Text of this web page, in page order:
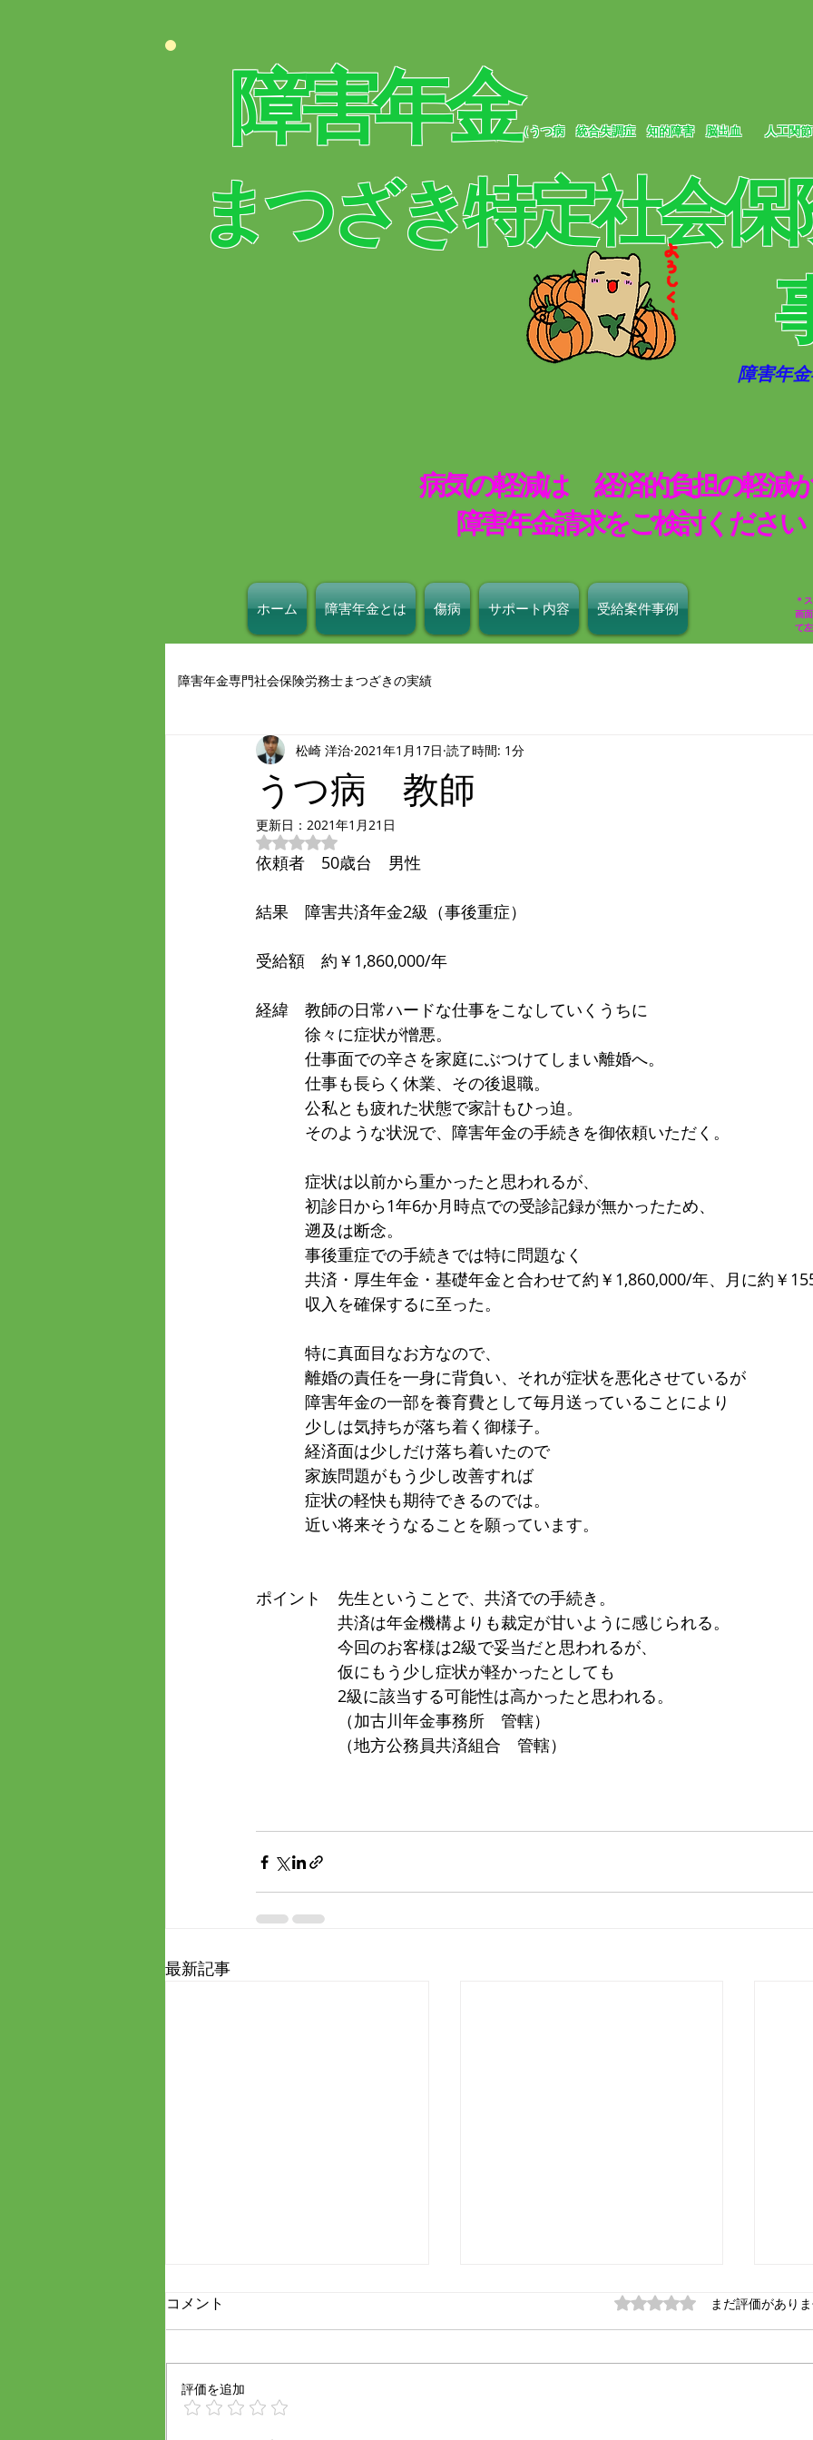
障害年金（うつ病 統合失調症 知的障害 脳出血人工関
まつざき特定社会保
​
障害年
病気の軽減は 経済的負担の軽減
​障害年金請求をご検討ください
ホーム 障害年金とは 傷病 サポート内容 受給案件事例
＊
画
て
障害年金専門社会保険労務士まつざきの実績
うつ病 教師
松崎 洋治 2021年1月17日 読了時間: 1分
更新日： 2021年1月21日
5つ星のうちNaNと評価されています。
依頼者　50歳台　男性
結果　障害共済年金2級（事後重症）
受給額　約￥1,860,000/年
経緯　教師の日常ハードな仕事をこなしていくうちに
徐々に症状が憎悪。
仕事面での辛さを家庭にぶつけてしまい離婚へ。
仕事も長らく休業、その後退職。
公私とも疲れた状態で家計もひっ迫。
そのような状況で、障害年金の手続きを御依頼いただく。
症状は以前から重かったと思われるが、
初診日から1年6か月時点での受診記録が無かったため、
遡及は断念。
事後重症での手続きでは特に問題なく
共済・厚生年金・基礎年金と合わせて約￥1,860,000/年、月に約￥
収入を確保するに至った。
特に真面目なお方なので、
離婚の責任を一身に背負い、それが症状を悪化させているが
障害年金の一部を養育費として毎月送っていることにより
少しは気持ちが落ち着く御様子。
経済面は少しだけ落ち着いたので
家族問題がもう少し改善すれば
症状の軽快も期待できるのでは。
近い将来そうなることを願っています。
ポイント　先生ということで、共済での手続き。
共済は年金機構よりも裁定が甘いように感じられる。
今回のお客様は2級で妥当だと思われるが、
仮にもう少し症状が軽かったとしても
2級に該当する可能性は高かったと思われる。
（加古川年金事務所　管轄）
（地方公務員共済組合　管轄）
最新記事
コメント 5つ星のうち0と評価され
まだ評価があり
評価を追加